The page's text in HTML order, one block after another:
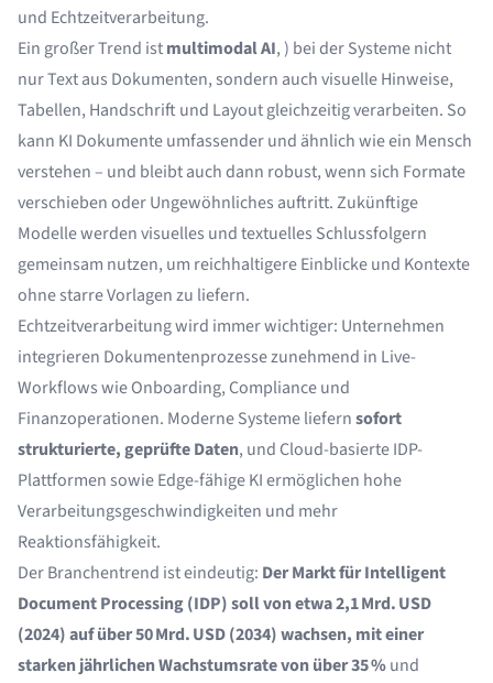
und Echtzeitverarbeitung.
Ein großer Trend istmultimodal AI, ) bei der Systeme nicht
nur Text aus Dokumenten, sondern auch visuelle Hinweise,
Tabellen, Handschrift und Layout gleichzeitig verarbeiten. So
kann KI Dokumente umfassender und ähnlich wie ein Mensch
verstehen – und bleibt auch dann robust, wenn sich Formate
verschieben oder Ungewöhnliches auftritt. Zukünftige
Modelle werden visuelles und textuelles Schlussfolgern
gemeinsam nutzen, um reichhaltigere Einblicke und Kontexte
ohne starre Vorlagen zu liefern.
Echtzeitverarbeitung wird immer wichtiger: Unternehmen
integrieren Dokumentenprozesse zunehmend in Live-
Workflows wie Onboarding, Compliance und
Finanzoperationen. Moderne Systeme liefernsofort
strukturierte, geprüfte Daten, und Cloud-basierte IDP-
Plattformen sowie Edge-fähige KI ermöglichen hohe
Verarbeitungsgeschwindigkeiten und mehr
Reaktionsfähigkeit.
Der Branchentrend ist eindeutig: Der Markt für Intelligent
Document Processing (IDP) sollvon etwa 2,1 Mrd. USD
(2024) auf über 50 Mrd. USD (2034) wachsen, mit einer
starken jährlichen Wachstumsrate von über 35 %und